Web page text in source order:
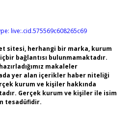
live:.cid.575569c608265c69
sitesi, herhangi bir marka, kurum
bağlantısı bulunmamaktadır.
makaleler
yer alan içerikler haber niteliği
kurum ve kişiler hakkında
Gerçek kurum ve kişiler ile isim
tesadüfidir.